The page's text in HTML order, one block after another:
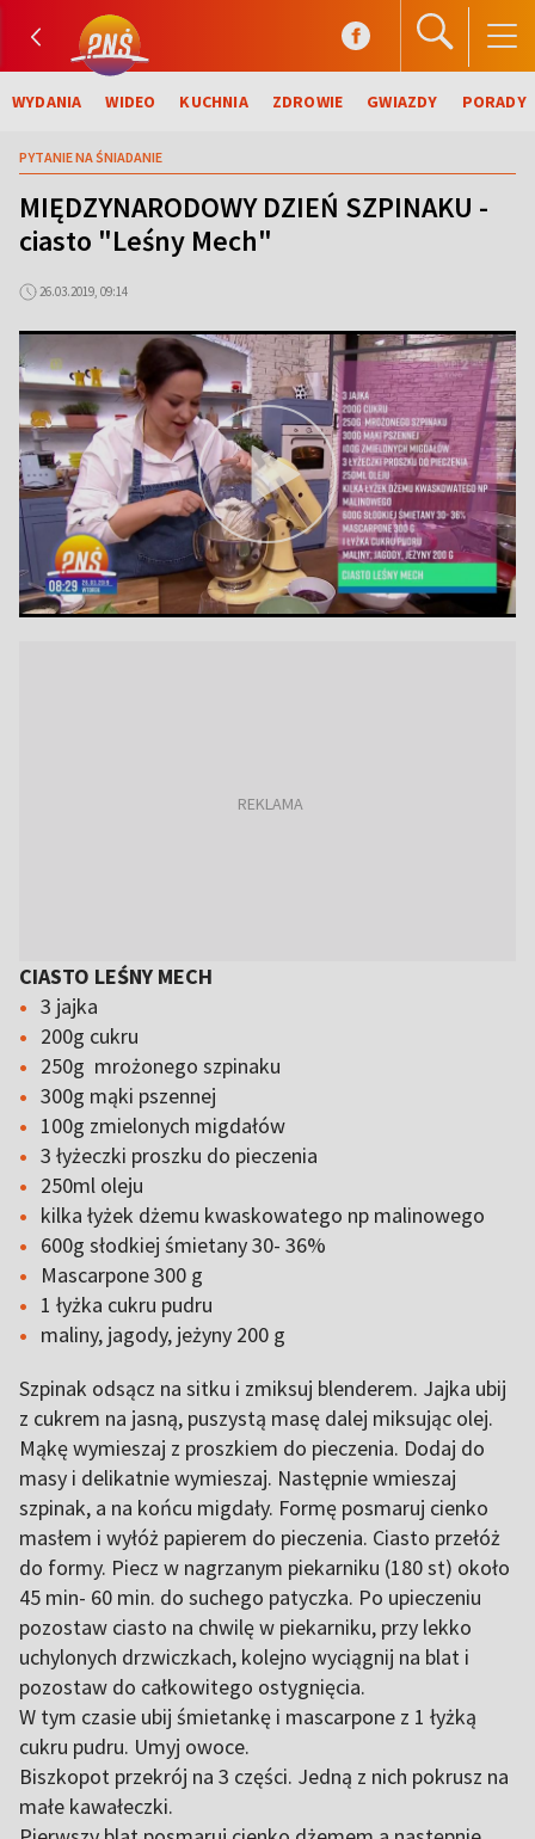
WYDANIA WIDEO KUCHNIA ZDROWIE GWIAZDY PORADY
PYTANIE NA ŚNIADANIE
MIĘDZYNARODOWY DZIEŃ SZPINAKU -
ciasto "Leśny Mech"
26.03.2019, 09:14
CIASTO LEŚNY MECH
3 jajka
200g cukru
250g mrożonego szpinaku
300g mąki pszennej
100g zmielonych migdałów
3 łyżeczki proszku do pieczenia
250ml oleju
kilka łyżek dżemu kwaskowatego np malinowego
600g słodkiej śmietany 30- 36%
Mascarpone 300 g
1 łyżka cukru pudru
maliny, jagody, jeżyny 200 g
Szpinak odsącz na sitku i zmiksuj blenderem. Jajka ubij
z cukrem na jasną, puszystą masę dalej miksując olej.
Mąkę wymieszaj z proszkiem do pieczenia. Dodaj do
masy i delikatnie wymieszaj. Następnie wmieszaj
szpinak, a na końcu migdały. Formę posmaruj cienko
masłem i wyłóż papierem do pieczenia. Ciasto przełóż
do formy. Piecz w nagrzanym piekarniku (180 st) około
45 min- 60 min. do suchego patyczka. Po upieczeniu
pozostaw ciasto na chwilę w piekarniku, przy lekko
uchylonych drzwiczkach, kolejno wyciągnij na blat i
pozostaw do całkowitego ostygnięcia.
W tym czasie ubij śmietankę i mascarpone z 1 łyżką
cukru pudru. Umyj owoce.
Biszkopot przekrój na 3 części. Jedną z nich pokrusz na
małe kawałeczki.